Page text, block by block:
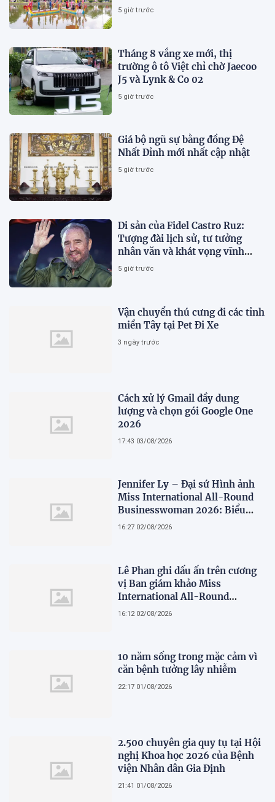
5 giờ trước
Tháng 8 vắng xe mới, thị
trường ô tô Việt chỉ chờ Jaecoo
J5 và Lynk & Co 02
5 giờ trước
Giá bộ ngũ sự bằng đồng Đệ
Nhất Đỉnh mới nhất cập nhật
5 giờ trước
Di sản của Fidel Castro Ruz:
Tượng đài lịch sử, tư tưởng
nhân văn và khát vọng vĩnh
hằng
5 giờ trước
Vận chuyển thú cưng đi các tỉnh
miền Tây tại Pet Đi Xe
3 ngày trước
Cách xử lý Gmail đầy dung
lượng và chọn gói Google One
2026
17:43 03/08/2026
Jennifer Ly – Đại sứ Hình ảnh
Miss International All-Round
Businesswoman 2026: Biểu
tượng của nhan sắc, trí tuệ và
16:27 02/08/2026
Lê Phan ghi dấu ấn trên cương
vị Ban giám khảo Miss
International All-Round
Businesswoman 2026: Thanh
16:12 02/08/2026
10 năm sống trong mặc cảm vì
căn bệnh tưởng lây nhiễm
22:17 01/08/2026
2.500 chuyên gia quy tụ tại Hội
nghị Khoa học 2026 của Bệnh
viện Nhân dân Gia Định
21:41 01/08/2026